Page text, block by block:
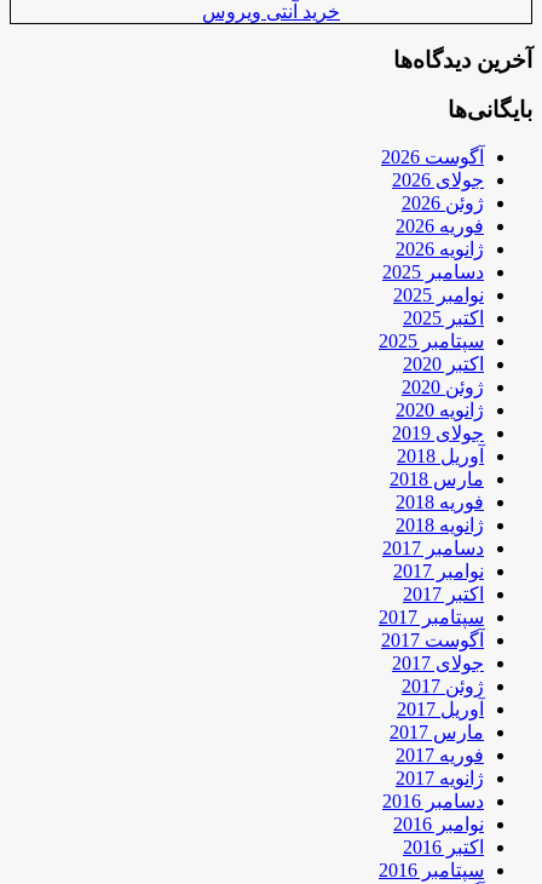
خرید آنتی ویروس
آخرین دیدگاه‌ها
بایگانی‌ها
آگوست 2026
جولای 2026
ژوئن 2026
فوریه 2026
ژانویه 2026
دسامبر 2025
نوامبر 2025
اکتبر 2025
سپتامبر 2025
اکتبر 2020
ژوئن 2020
ژانویه 2020
جولای 2019
آوریل 2018
مارس 2018
فوریه 2018
ژانویه 2018
دسامبر 2017
نوامبر 2017
اکتبر 2017
سپتامبر 2017
آگوست 2017
جولای 2017
ژوئن 2017
آوریل 2017
مارس 2017
فوریه 2017
ژانویه 2017
دسامبر 2016
نوامبر 2016
اکتبر 2016
سپتامبر 2016